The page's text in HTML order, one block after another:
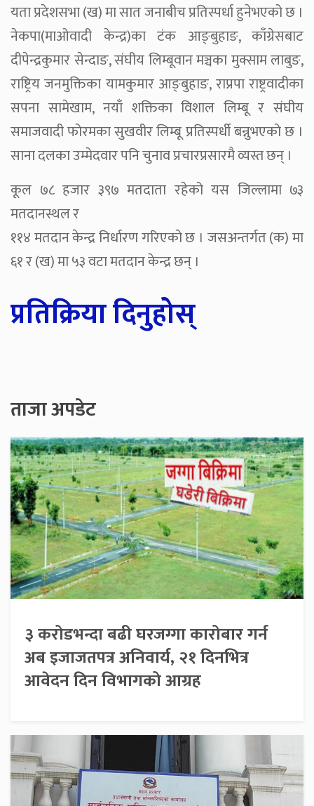
यता प्रदेशसभा (ख) मा सात जनाबीच प्रतिस्पर्धा हुनेभएको छ ।
नेकपा(माओवादी केन्द्र)का टंक आङ्बुहाङ, काँग्रेसबाट
दीपेन्द्रकुमार सेन्दाङ, संघीय लिम्बूवान मञ्चका मुक्साम लाबुङ,
राष्ट्रिय जनमुक्तिका यामकुमार आङ्बुहाङ, राप्रपा राष्ट्रवादीका
सपना सामेखाम, नयाँ शक्तिका विशाल लिम्बू र संघीय
समाजवादी फोरमका सुखवीर लिम्बू प्रतिस्पर्धी बन्नुभएको छ ।
साना दलका उम्मेदवार पनि चुनाव प्रचारप्रसारमै व्यस्त छन् ।
कूल ७८ हजार ३९७ मतदाता रहेको यस जिल्लामा ७३
मतदानस्थल र
११४ मतदान केन्द्र निर्धारण गरिएको छ । जसअन्तर्गत (क) मा
६१ र (ख) मा ५३ वटा मतदान केन्द्र छन् ।
प्रतिक्रिया दिनुहोस्
ताजा अपडेट
३ करोडभन्दा बढी घरजग्गा कारोबार गर्न
अब इजाजतपत्र अनिवार्य, २१ दिनभित्र
आवेदन दिन विभागको आग्रह